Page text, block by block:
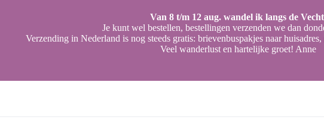
Van 8 t/m 12 aug. wandel ik langs de
Je kunt wel bestellen, bestellingen verzenden we dan
Verzending in Nederland is nog steeds gratis: brievenbuspakjes naar
Veel wanderlust en hartelijke groet! Anne